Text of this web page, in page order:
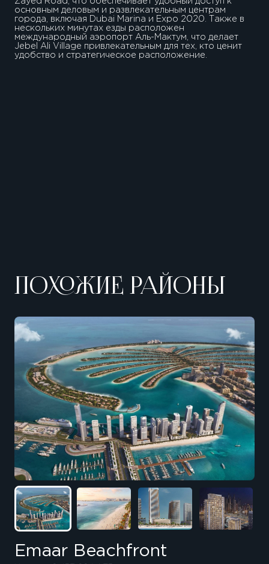
основным деловым и развлекательным центрам
города, включая Dubai Marina и Expo 2020. Также в
нескольких минутах езды расположен
международный аэропорт Аль-Мактум, что делает
Jebel Ali Village привлекательным для тех, кто ценит
удобство и стратегическое расположение.
ПОХОЖИЕ РАЙОНЫ
Emaar Beachfront